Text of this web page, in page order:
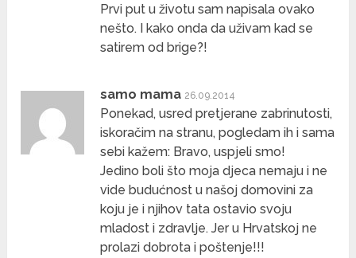
Prvi put u životu sam napisala ovako
nešto. I kako onda da uživam kad se
satirem od brige?!
samo mama 26.09.2014
Ponekad, usred pretjerane zabrinutosti,
iskoračim na stranu, pogledam ih i sama
sebi kažem: Bravo, uspjeli smo!
Jedino boli što moja djeca nemaju i ne
vide budućnost u našoj domovini za
koju je i njihov tata ostavio svoju
mladost i zdravlje. Jer u Hrvatskoj ne
prolazi dobrota i poštenje!!!